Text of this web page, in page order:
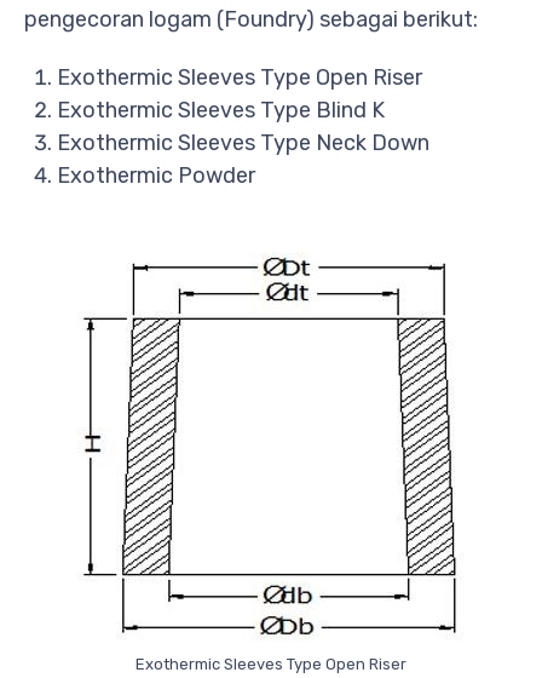
pengecoran logam (Foundry) sebagai berikut:
Exothermic Sleeves Type Open Riser
Exothermic Sleeves Type Blind K
Exothermic Sleeves Type Neck Down
Exothermic Powder
Exothermic Sleeves Type Open Riser